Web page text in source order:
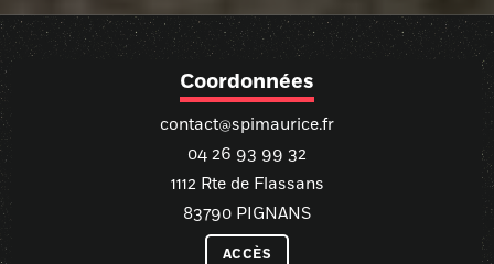
Coordonnées
contact@spimaurice.fr
04 26 93 99 32
1112 Rte de Flassans
83790 PIGNANS
ACCÈS